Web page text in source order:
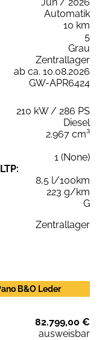
Automatik
10 km
5
Grau
Zentrallager
ab ca. 10.08.2026
GW-APR6424
210 kW / 286 PS
Diesel
2.967 cm³
1 (None)
8,5 l/100km
223 g/km
G
Zentrallager
B&O Leder
82.799,00 €
ausweisbar